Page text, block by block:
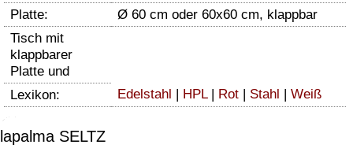
Platte:
Ø 60 cm oder 60x60 cm, klappbar
Tisch mit
klappbarer
Platte und
Lexikon:
Edelstahl HPL| Rot Stahl Weiß
lapalma SELTZ